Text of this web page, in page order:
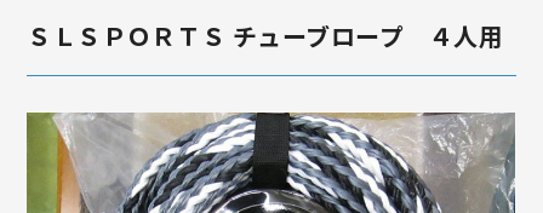
ＳＬＳＰＯＲＴＳ チューブロープ ４人用